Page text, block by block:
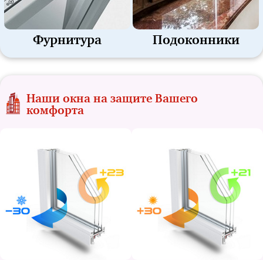
Фурнитура Подоконники
Наши окна на защите Вашего
комфорта